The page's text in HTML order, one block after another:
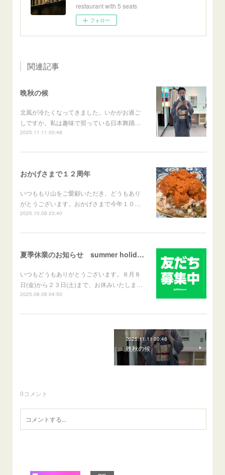
restaurant with 5 seats
フォロー
関連記事
晩秋の候
北風が冷たくなってきました。いかがお過ご
しですか。私は趣味で習っている日本舞踊…
2025.11.11 00:48
おかげさまで１２周年
いつももり山をご愛顧いただき、どうもあり
がとうございます。おかげさまで今年１０…
2025.10.08 23:40
夏季休業のお知らせ summer holidays
いつもどうもありがとうございます。８月８
日(金)から２３日(土)まで、お休みいたしま…
2025.08.08 04:50
2025.11.11 00:48
晩秋の候
0コメント